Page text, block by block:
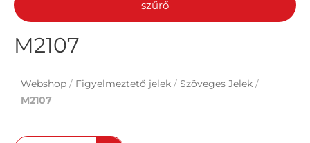
szűrő
M2107
Webshop / Figyelmeztető jelek / Szöveges Jelek /
M2107